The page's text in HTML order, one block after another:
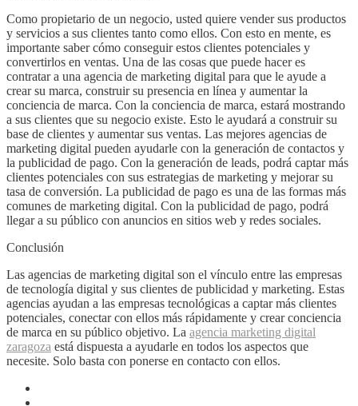
Como propietario de un negocio, usted quiere vender sus productos
y servicios a sus clientes tanto como ellos. Con esto en mente, es
importante saber cómo conseguir estos clientes potenciales y
convertirlos en ventas. Una de las cosas que puede hacer es
contratar a una agencia de marketing digital para que le ayude a
crear su marca, construir su presencia en línea y aumentar la
conciencia de marca. Con la conciencia de marca, estará mostrando
a sus clientes que su negocio existe. Esto le ayudará a construir su
base de clientes y aumentar sus ventas. Las mejores agencias de
marketing digital pueden ayudarle con la generación de contactos y
la publicidad de pago. Con la generación de leads, podrá captar más
clientes potenciales con sus estrategias de marketing y mejorar su
tasa de conversión. La publicidad de pago es una de las formas más
comunes de marketing digital. Con la publicidad de pago, podrá
llegar a su público con anuncios en sitios web y redes sociales.
Conclusión
Las agencias de marketing digital son el vínculo entre las empresas
de tecnología digital y sus clientes de publicidad y marketing. Estas
agencias ayudan a las empresas tecnológicas a captar más clientes
potenciales, conectar con ellos más rápidamente y crear conciencia
de marca en su público objetivo. La agencia marketing digital
zaragoza está dispuesta a ayudarle en todos los aspectos que
necesite. Solo basta con ponerse en contacto con ellos.